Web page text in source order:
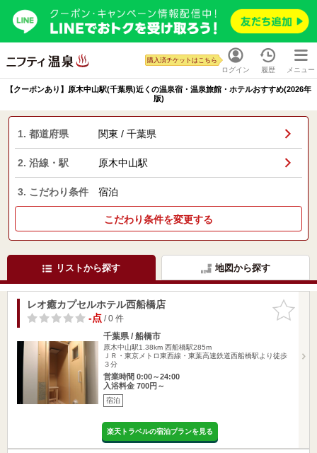
ログイン
購入済チケットはこちら
履歴 メニュー
【クーポンあり】原木中山駅(千葉県)近くの温泉宿・温泉旅館・ホテルおすすめ(2026年
版)
1. 都道府県 関東 / 千葉県
2. 沿線・駅 原木中山駅
3. こだわり条件 宿泊
こだわり条件を変更する
リストから探す 地図から探す
お気に入
りに追加
レオ癒カプセルホテル西船橋店
-点/ 0 件
千葉県 / 船橋市
原木中山駅1.38km 西船橋駅285m
ＪＲ・東京メトロ東西線・東葉高速鉄道西船橋駅より徒歩
３分
営業時間 0:00～24:00
入浴料金 700円～
宿泊
楽天トラベルの宿泊プランを見る